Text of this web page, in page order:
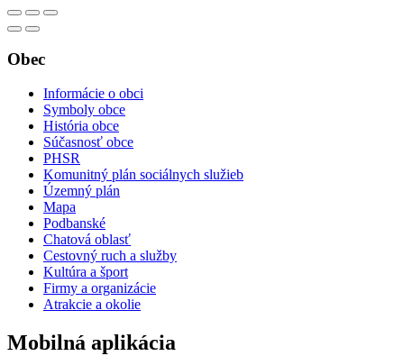
Obec
Informácie o obci
Symboly obce
História obce
Súčasnosť obce
PHSR
Komunitný plán sociálnych služieb
Územný plán
Mapa
Podbanské
Chatová oblasť
Cestovný ruch a služby
Kultúra a šport
Firmy a organizácie
Atrakcie a okolie
Mobilná aplikácia